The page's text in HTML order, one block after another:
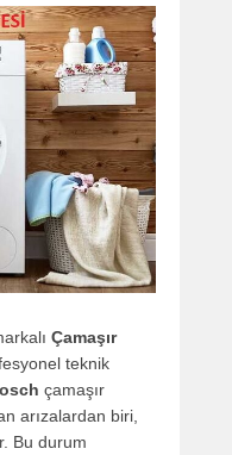
Çamaşır
teknik
çamaşır
arızalardan biri,
Bu durum